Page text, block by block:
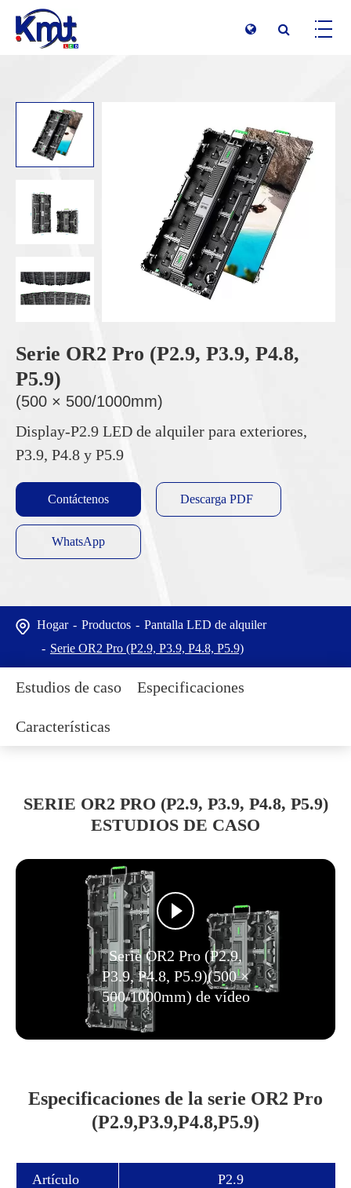
Serie OR2 Pro (P2.9, P3.9, P4.8,
P5.9)
(500 × 500/1000mm)
Display-P2.9 LED de alquiler para exteriores,
P3.9, P4.8 y P5.9
Contáctenos Descarga PDF
WhatsApp
Hogar Productos
Pantalla LED de alquiler
Serie OR2 Pro (P2.9, P3.9, P4.8, P5.9)
Estudios de caso Especificaciones
Características
SERIE OR2 PRO (P2.9, P3.9, P4.8, P5.9)
ESTUDIOS DE CASO
Serie OR2 Pro (P2.9,
P3.9, P4.8, P5.9)(500 ×
500/1000mm) de vídeo
Especificaciones de la serie OR2 Pro
(P2.9,P3.9,P4.8,P5.9)
Artículo P2.9